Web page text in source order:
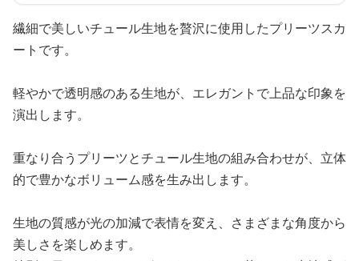
繊細で美しいチュール生地を贅沢に使用したプリーツスカ
ートです。
軽やかで透明感のある生地が、エレガントで上品な印象を
演出します。
重なり合うプリーツとチュール生地の組み合わせが、立体
的で豊かなボリューム感を生み出します。
生地の質感が光の加減で表情を変え、さまざまな角度から
美しさを楽しめます。